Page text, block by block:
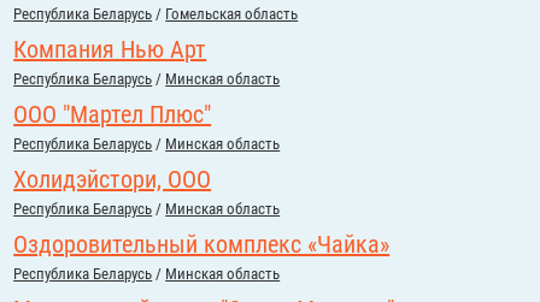
Республика Беларусь / Гомельская область
Компания Нью Арт
Республика Беларусь / Минская область
ООО "Мартел Плюс"
Республика Беларусь / Минская область
Холидэйстори, ООО
Республика Беларусь / Минская область
Оздоровительный комплекс «Чайка»
Республика Беларусь / Минская область